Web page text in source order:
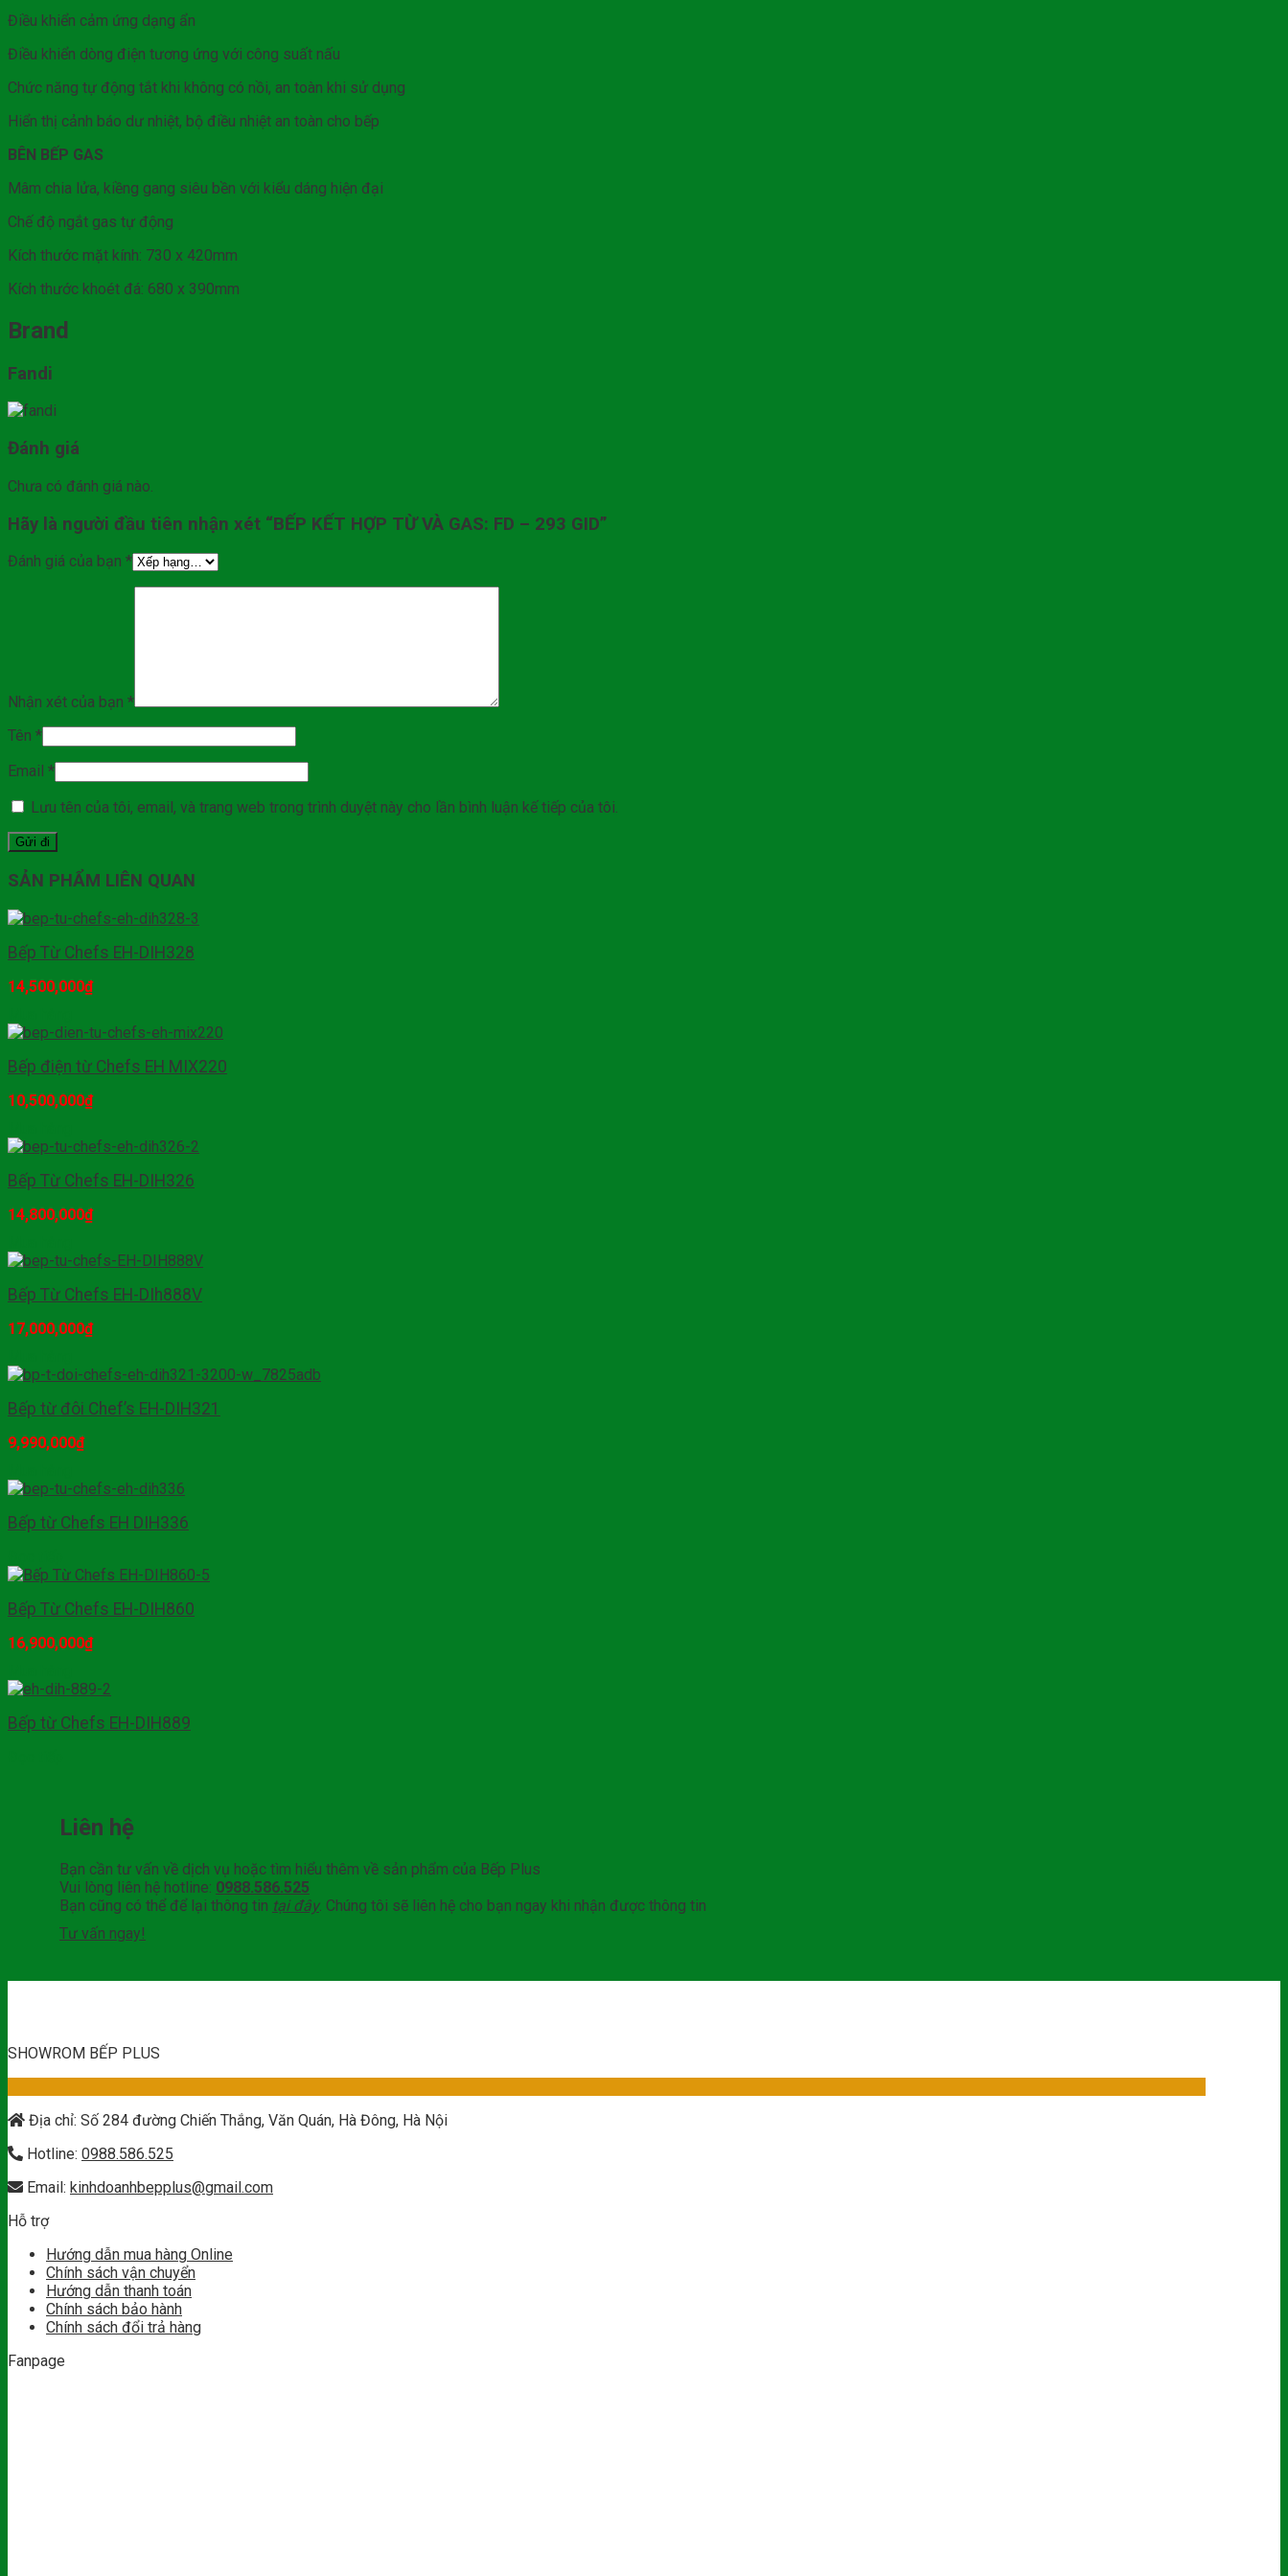
Điều khiển cảm ứng dạng ẩn
Điều khiển dòng điện tương ứng với công suất nấu
Chức năng tự động tắt khi không có nồi, an toàn khi sử dụng
Hiển thị cảnh báo dư nhiệt, bộ điều nhiệt an toàn cho bếp
BÊN BẾP GAS
Mâm chia lửa, kiềng gang siêu bền với kiểu dáng hiện đại
Chế độ ngắt gas tự động
Kích thước mặt kính: 730 x 420mm
Kích thước khoét đá: 680 x 390mm
Brand
Fandi
Đánh giá
Chưa có đánh giá nào.
Hãy là người đầu tiên nhận xét “BẾP KẾT HỢP TỪ VÀ GAS: FD – 293 GID”
Đánh giá của bạn *
Nhận xét của bạn *
Tên *
Email *
Lưu tên của tôi, email, và trang web trong trình duyệt này cho lần bình luận kế tiếp của tôi.
SẢN PHẨM LIÊN QUAN
Bếp Từ Chefs EH-DIH328
14,500,000₫
Bếp điện từ Chefs EH MIX220
10,500,000₫
Bếp Từ Chefs EH-DIH326
14,800,000₫
Bếp Từ Chefs EH-DIh888V
17,000,000₫
Bếp từ đôi Chef’s EH-DIH321
9,990,000₫
Bếp từ Chefs EH DIH336
Bếp Từ Chefs EH-DIH860
16,900,000₫
Bếp từ Chefs EH-DIH889
Liên hệ
Bạn cần tư vấn về dịch vụ hoặc tìm hiểu thêm về sản phẩm của Bếp Plus
Vui lòng liên hệ hotline: 0988.586.525
Bạn cũng có thể để lại thông tin tại đây. Chúng tôi sẽ liên hệ cho bạn ngay khi nhận được thông tin
Tư vấn ngay!
SHOWROM BẾP PLUS
Địa chỉ: Số 284 đường Chiến Thắng, Văn Quán, Hà Đông, Hà Nội
Hotline: 0988.586.525
Email: kinhdoanhbepplus@gmail.com
Hỗ trợ
Hướng dẫn mua hàng Online
Chính sách vận chuyển
Hướng dẫn thanh toán
Chính sách bảo hành
Chính sách đổi trả hàng
Fanpage